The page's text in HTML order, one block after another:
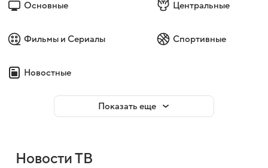
Основные Центральные
Фильмы и Сериалы Спортивные
Новостные
Показать еще
Новости ТВ